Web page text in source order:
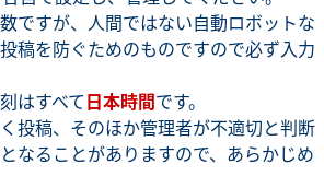
ですが、人間ではない自動ロボットな
稿を防ぐためのものですので必ず入力
はすべて日本時間です。
投稿、そのほか管理者が不適切と判断
なることがありますので、あらかじめ